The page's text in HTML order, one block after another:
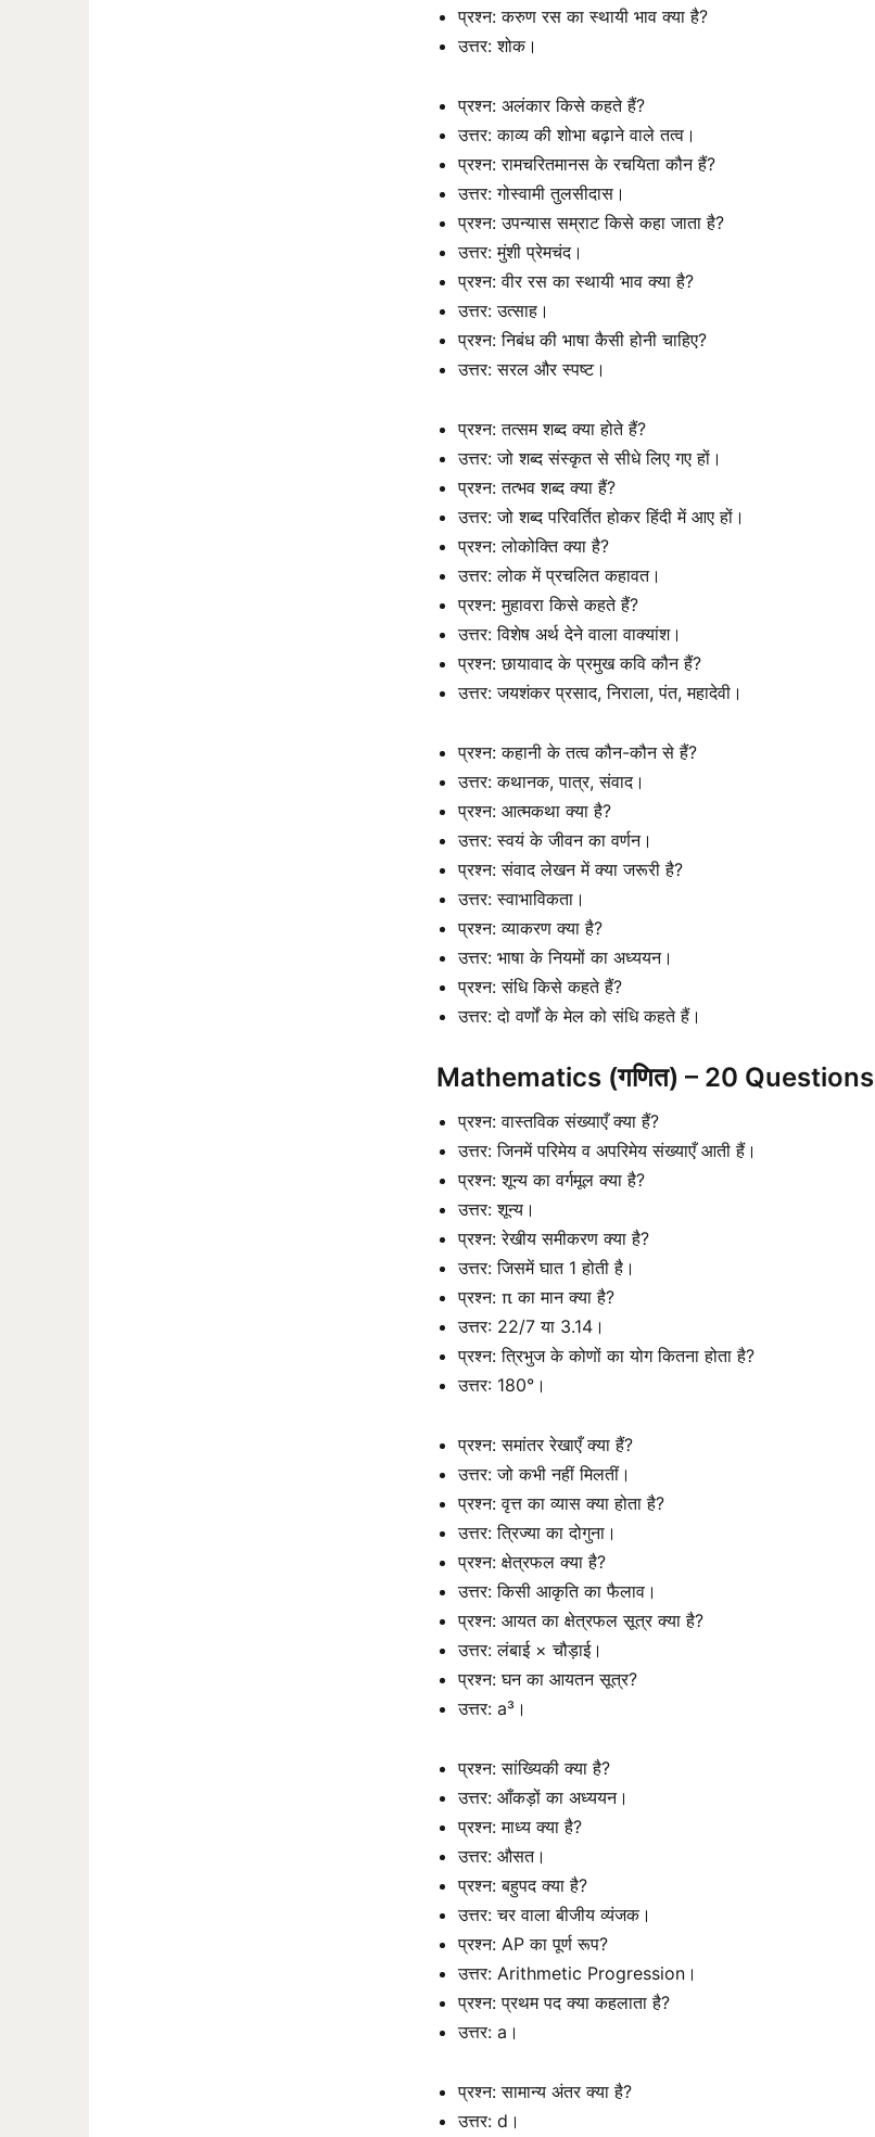
प्रश्न: करुण रस का स्थायी भाव क्या है?
उत्तर: शोक।
प्रश्न: अलंकार किसे कहते हैं?
उत्तर: काव्य की शोभा बढ़ाने वाले तत्व।
प्रश्न: रामचरितमानस के रचयिता कौन हैं?
उत्तर: गोस्वामी तुलसीदास।
प्रश्न: उपन्यास सम्राट किसे कहा जाता है?
उत्तर: मुंशी प्रेमचंद।
प्रश्न: वीर रस का स्थायी भाव क्या है?
उत्तर: उत्साह।
प्रश्न: निबंध की भाषा कैसी होनी चाहिए?
उत्तर: सरल और स्पष्ट।
प्रश्न: तत्सम शब्द क्या होते हैं?
उत्तर: जो शब्द संस्कृत से सीधे लिए गए हों।
प्रश्न: तत्भव शब्द क्या हैं?
उत्तर: जो शब्द परिवर्तित होकर हिंदी में आए हों।
प्रश्न: लोकोक्ति क्या है?
उत्तर: लोक में प्रचलित कहावत।
प्रश्न: मुहावरा किसे कहते हैं?
उत्तर: विशेष अर्थ देने वाला वाक्यांश।
प्रश्न: छायावाद के प्रमुख कवि कौन हैं?
उत्तर: जयशंकर प्रसाद, निराला, पंत, महादेवी।
प्रश्न: कहानी के तत्व कौन-कौन से हैं?
उत्तर: कथानक, पात्र, संवाद।
प्रश्न: आत्मकथा क्या है?
उत्तर: स्वयं के जीवन का वर्णन।
प्रश्न: संवाद लेखन में क्या जरूरी है?
उत्तर: स्वाभाविकता।
प्रश्न: व्याकरण क्या है?
उत्तर: भाषा के नियमों का अध्ययन।
प्रश्न: संधि किसे कहते हैं?
उत्तर: दो वर्णों के मेल को संधि कहते हैं।
Mathematics (गणित) – 20 Questions
प्रश्न: वास्तविक संख्याएँ क्या हैं?
उत्तर: जिनमें परिमेय व अपरिमेय संख्याएँ आती हैं।
प्रश्न: शून्य का वर्गमूल क्या है?
उत्तर: शून्य।
प्रश्न: रेखीय समीकरण क्या है?
उत्तर: जिसमें घात 1 होती है।
प्रश्न: π का मान क्या है?
उत्तर: 22/7 या 3.14।
प्रश्न: त्रिभुज के कोणों का योग कितना होता है?
उत्तर: 180°।
प्रश्न: समांतर रेखाएँ क्या हैं?
उत्तर: जो कभी नहीं मिलतीं।
प्रश्न: वृत्त का व्यास क्या होता है?
उत्तर: त्रिज्या का दोगुना।
प्रश्न: क्षेत्रफल क्या है?
उत्तर: किसी आकृति का फैलाव।
प्रश्न: आयत का क्षेत्रफल सूत्र क्या है?
उत्तर: लंबाई × चौड़ाई।
प्रश्न: घन का आयतन सूत्र?
उत्तर: a³।
प्रश्न: सांख्यिकी क्या है?
उत्तर: आँकड़ों का अध्ययन।
प्रश्न: माध्य क्या है?
उत्तर: औसत।
प्रश्न: बहुपद क्या है?
उत्तर: चर वाला बीजीय व्यंजक।
प्रश्न: AP का पूर्ण रूप?
उत्तर: Arithmetic Progression।
प्रश्न: प्रथम पद क्या कहलाता है?
उत्तर: a।
प्रश्न: सामान्य अंतर क्या है?
उत्तर: d।